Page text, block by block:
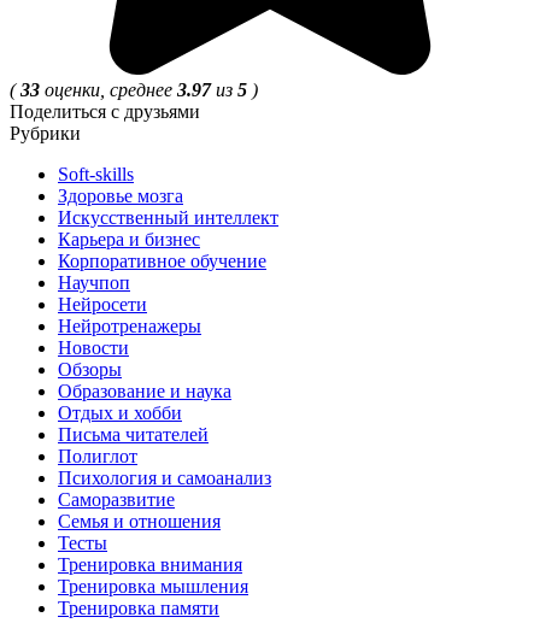
(33 оценки, среднее 3.97из 5 )
Поделиться с друзьями
Рубрики
Soft-skills
Здоровье мозга
Искусственный интеллект
Карьера и бизнес
Корпоративное обучение
Научпоп
Нейросети
Нейротренажеры
Новости
Обзоры
Образование и наука
Отдых и хобби
Письма читателей
Полиглот
Психология и самоанализ
Саморазвитие
Семья и отношения
Тесты
Тренировка внимания
Тренировка мышления
Тренировка памяти